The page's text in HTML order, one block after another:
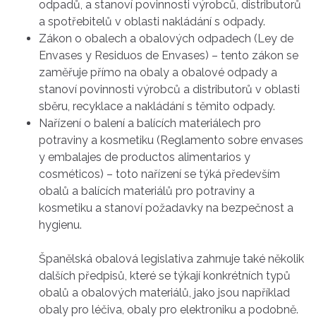
odpadů, a stanoví povinnosti výrobců, distributorů
a spotřebitelů v oblasti nakládání s odpady.
Zákon o obalech a obalových odpadech (Ley de
Envases y Residuos de Envases) – tento zákon se
zaměřuje přímo na obaly a obalové odpady a
stanoví povinnosti výrobců a distributorů v oblasti
sběru, recyklace a nakládání s těmito odpady.
Nařízení o balení a balících materiálech pro
potraviny a kosmetiku (Reglamento sobre envases
y embalajes de productos alimentarios y
cosméticos) – toto nařízení se týká především
obalů a balících materiálů pro potraviny a
kosmetiku a stanoví požadavky na bezpečnost a
hygienu.
Španělská obalová legislativa zahrnuje také několik
dalších předpisů, které se týkají konkrétních typů
obalů a obalových materiálů, jako jsou například
obaly pro léčiva, obaly pro elektroniku a podobně.